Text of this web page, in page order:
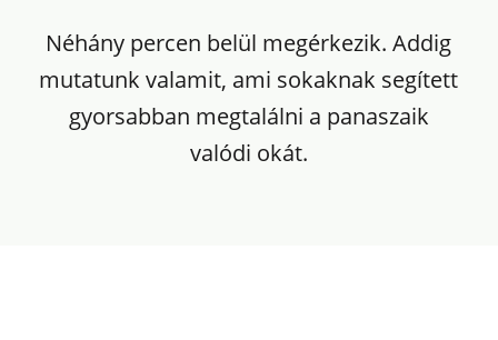
Néhány percen belül megérkezik. Addig
mutatunk valamit, ami sokaknak segített
gyorsabban megtalálni a panaszaik
valódi okát.